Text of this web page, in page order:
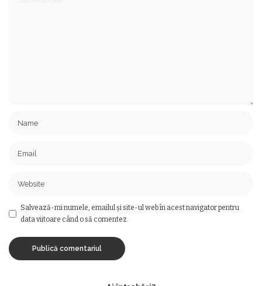
Salvează-mi numele, emailul și site-ul web în acest navigator pentru
data viitoare când o să comentez.